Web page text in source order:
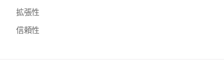
拡張性
信頼性